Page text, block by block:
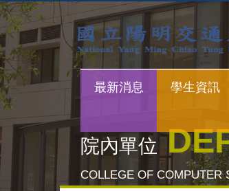
最新消息 學生資訊
院內單位
COLLEGE OF COMPUTER